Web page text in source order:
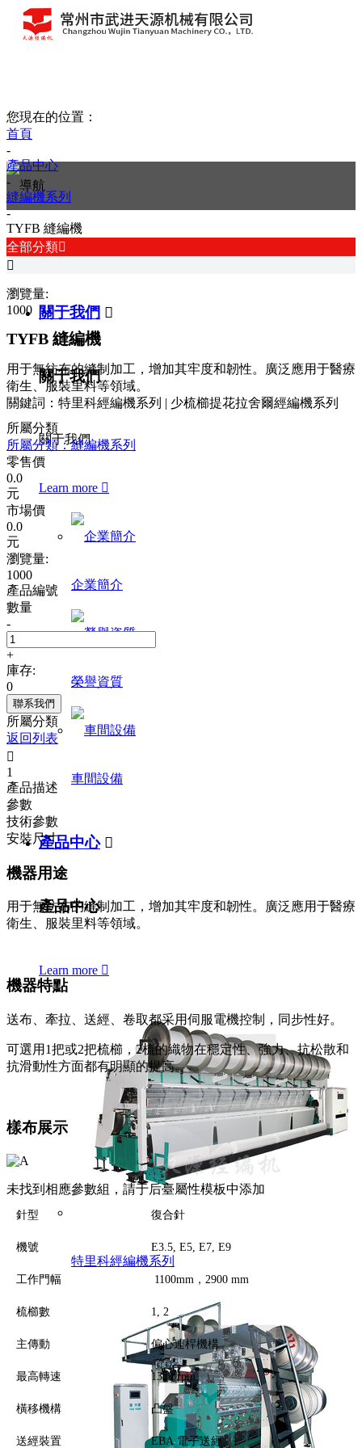
網站首頁
關于我們 
關于我們
關于我們
Learn more 
企業簡介
榮譽資質
車間設備
產品中心 
產品中心
Learn more 
特里科經編機系列
您現在的位置：
首頁
-
產品中心
-
縫編機系列
-
TYFB 縫編機
全部分類

瀏覽量:
1000
TYFB 縫編機
用于無紡布的縫制加工，增加其牢度和韌性。廣泛應用于醫療
衛生、服裝里料等領域。
關鍵詞：特里科經編機系列 | 少梳櫛提花拉舍爾經編機系列
所屬分類
所屬分類：縫編機系列
零售價
0.0
元
市場價
0.0
元
瀏覽量:
1000
產品編號
數量
-
+
庫存:
0
聯系我們
所屬分類
返回列表

1
產品描述
參數
技術參數
安裝尺寸
機器用途
用于無紡布的縫制加工，增加其牢度和韌性。廣泛應用于醫療
衛生、服裝里料等領域。
機器特點
送布、牽拉、送經、卷取都采用伺服電機控制，同步性好。
可選用1把或2把梳櫛，2梳的織物在穩定性、強力、抗松散和
抗滑動性方面都有明顯的提高。
樣布展示
未找到相應參數組，請于后臺屬性模板中添加
針型 復合針
機號 E3.5, E5, E7, E9
工作門幅 1100mm，2900 mm
梳櫛數 1, 2
主傳動 偏心連桿機構
最高轉速 1300 rpm
橫移機構 凸盤
送經裝置 EBA 電子送經